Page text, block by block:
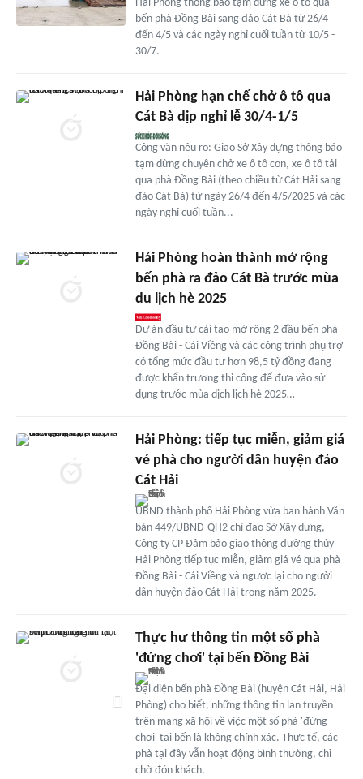
Hải Phòng thông báo tạm dừng xe ô tô qua
bến phà Đồng Bài sang đảo Cát Bà từ 26/4
đến 4/5 và các ngày nghỉ cuối tuần từ 10/5 -
30/7.
Hải Phòng hạn chế chở ô tô qua
Cát Bà dịp nghỉ lễ 30/4-1/5
Công văn nêu rõ: Giao Sở Xây dựng thông báo
tạm dừng chuyên chở xe ô tô con, xe ô tô tải
qua phà Đồng Bài (theo chiều từ Cát Hải sang
đảo Cát Bà) từ ngày 26/4 đến 4/5/2025 và các
ngày nghỉ cuối tuần...
Hải Phòng hoàn thành mở rộng
bến phà ra đảo Cát Bà trước mùa
du lịch hè 2025
Dự án đầu tư cải tạo mở rộng 2 đầu bến phà
Đồng Bài - Cái Viềng và các công trình phụ trợ
có tổng mức đầu tư hơn 98,5 tỷ đồng đang
được khẩn trương thi công để đưa vào sử
dụng trước mùa dịch lịch hè 2025…
Hải Phòng: tiếp tục miễn, giảm giá
vé phà cho người dân huyện đảo
Cát Hải
UBND thành phố Hải Phòng vừa ban hành Văn
bản 449/UBND-QH2 chỉ đạo Sở Xây dựng,
Công ty CP Đảm bảo giao thông đường thủy
Hải Phòng tiếp tục miễn, giảm giá vé qua phà
Đồng Bài - Cái Viềng và ngược lại cho người
dân huyện đảo Cát Hải trong năm 2025.
Thực hư thông tin một số phà
'đứng chơi' tại bến Đồng Bài
Đại diện bến phà Đồng Bài (huyện Cát Hải, Hải
Phòng) cho biết, những thông tin lan truyền
trên mạng xã hội về việc một số phà 'đứng
chơi' tại bến là không chính xác. Thực tế, các
phà tại đây vẫn hoạt động bình thường, chỉ
chờ đón khách.